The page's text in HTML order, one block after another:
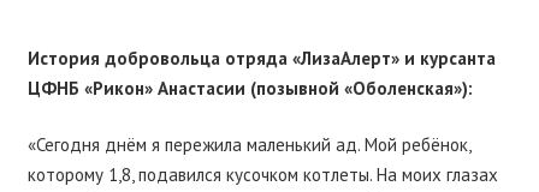
История добровольца отряда «ЛизаАлерт» и курсанта
ЦФНБ «Рикон» Анастасии (позывной «Оболенская»):
«Сегодня днём я пережила маленький ад. Мой ребёнок,
которому 1,8, подавился кусочком котлеты. На моих глазах